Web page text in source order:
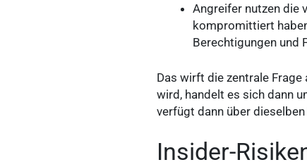
Angreifer nutzen die
kompromittiert
Berechtigungen und
Das wirft die zentrale
wird, handelt es sich dann
verfügt dann über
Insider-